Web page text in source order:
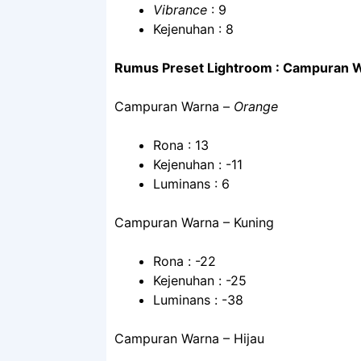
Vibrance : 9
Kejenuhan : 8
Rumus Preset Lightroom : Campuran
Campuran Warna – Orange
Rona : 13
Kejenuhan : -11
Luminans : 6
Campuran Warna – Kuning
Rona : -22
Kejenuhan : -25
Luminans : -38
Campuran Warna – Hijau